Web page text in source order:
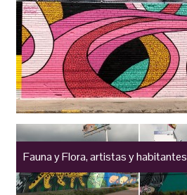
Fauna y Flora, artistas y habitantes